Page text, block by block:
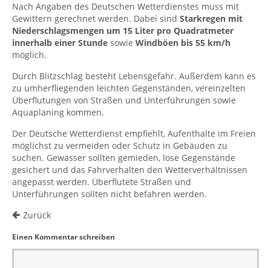
Nach Angaben des Deutschen Wetterdienstes muss mit
Gewittern gerechnet werden. Dabei sind Starkregen mit
Niederschlagsmengen um 15 Liter pro Quadratmeter
innerhalb einer Stunde sowie Windböen bis 55 km/h
möglich.
Durch Blitzschlag besteht Lebensgefahr. Außerdem kann es
zu umherfliegenden leichten Gegenständen, vereinzelten
Überflutungen von Straßen und Unterführungen sowie
Aquaplaning kommen.
Der Deutsche Wetterdienst empfiehlt, Aufenthalte im Freien
möglichst zu vermeiden oder Schutz in Gebäuden zu
suchen. Gewässer sollten gemieden, lose Gegenstände
gesichert und das Fahrverhalten den Wetterverhältnissen
angepasst werden. Überflutete Straßen und
Unterführungen sollten nicht befahren werden.
Zurück
Einen Kommentar schreiben